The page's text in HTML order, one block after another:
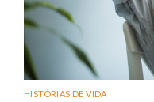
HISTÓRIAS DE VIDA